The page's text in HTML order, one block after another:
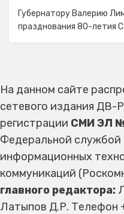
Губернатору Валерию
празднования 80-летия
На данном сайте
сетевого издания ДВ-
регистрации СМИ ЭЛ
Федеральной службой
информационных
коммуникаций
главного редактора:
Латыпов Д.Р. Телефон